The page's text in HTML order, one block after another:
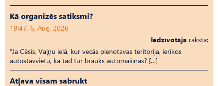
Kā organizēs satiksmi?
19:47, 6. Aug, 2026
Iedzīvotāja raksta:
“Ja Cēsīs, Vaļņu ielā, kur vecās pienotavas teritorija, ierīkos
autostāvvietu, kā tad tur brauks automašīnas? […]
Atļāva visam sabrukt